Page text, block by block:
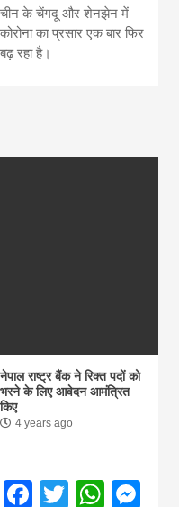
चीन के चेंगदू और शेनझेन में
कोरोना का प्रसार एक बार फिर
बढ़ रहा है।
नेपाल राष्ट्र बैंक ने रिक्त पदों को
भरने के लिए आवेदन आमंत्रित
किए
4 years ago
Facebook
Twitter